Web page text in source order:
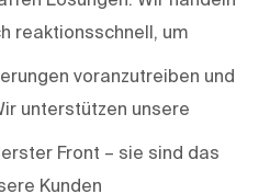
reaktionsschnell, um
voranzutreiben und
unterstützen unsere
Front – sie sind das
Kunden